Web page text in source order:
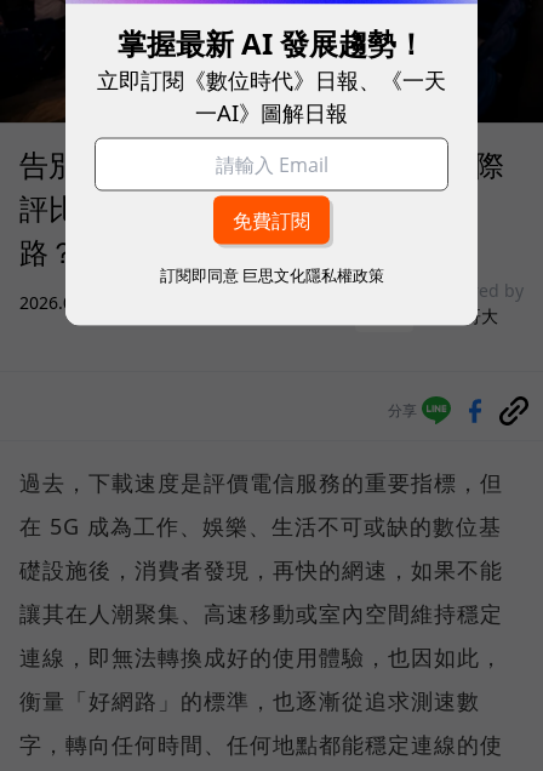
告別「極速迷思」！Opensignal 國際
評比揭密：什麼才是 5G 時代的好網
路？
2026.08.03
sponsored by
台灣大哥大
分享
過去，下載速度是評價電信服務的重要指標，但
在 5G 成為工作、娛樂、生活不可或缺的數位基
礎設施後，消費者發現，再快的網速，如果不能
讓其在人潮聚集、高速移動或室內空間維持穩定
連線，即無法轉換成好的使用體驗，也因如此，
衡量「好網路」的標準，也逐漸從追求測速數
字，轉向任何時間、任何地點都能穩定連線的使
掌握最新 AI 發展趨勢！
立即訂閱《數位時代》日報、《一天
一AI》圖解日報
訂閱即同意 巨思文化隱私權政策